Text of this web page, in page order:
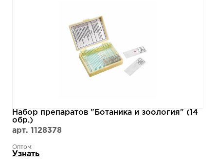
Набор препаратов "Ботаника и зоология" (14
обр.)
арт. 1128378
Оптом:
Узнать